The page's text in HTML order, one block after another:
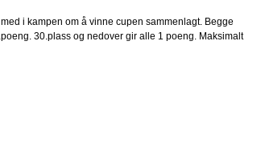
i kampen om å vinne cupen sammenlagt. Begge
30.plass og nedover gir alle 1 poeng. Maksimalt